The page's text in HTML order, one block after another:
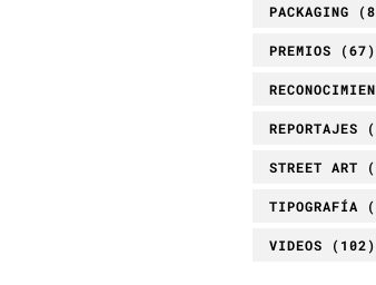
PACKAGING
PREMIOS (67)
REPORTAJES
STREET ART
TIPOGRAFÍA
VIDEOS (102)